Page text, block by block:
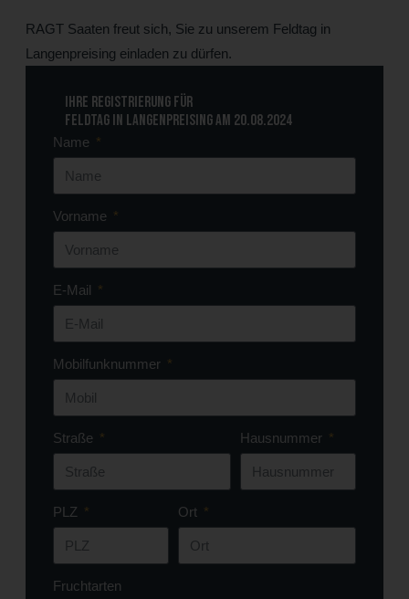
RAGT Saaten freut sich, Sie zu unserem Feldtag in
Langenpreising einladen zu dürfen.
Ihre Registrierung für
Feldtag in Langenpreising am 20.08.2024
Name
Vorname
E-Mail
Mobilfunknummer
Straße Hausnummer
PLZ Ort
Fruchtarten